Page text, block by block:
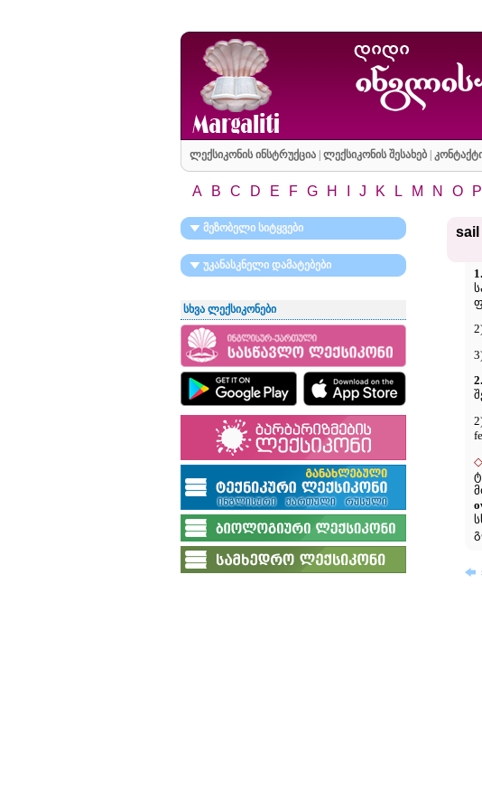
ლექსიკონის ინსტრუქცია| ლექსიკონის შესახებ|
A B C D E F G H J K L M N O P
მეზობელი სიტყვები
უკანასკნელი დამატებები
სხვა ლექსიკონები
sail II
1.
2.
◇